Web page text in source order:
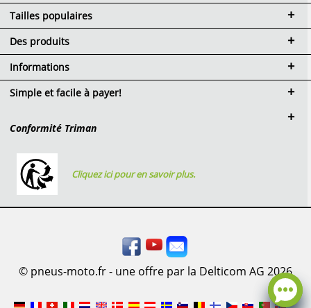
Tailles populaires
Des produits
Informations
Inscription partenaire de
Simple et facile à payer!
Conformité Triman
Cliquez ici pour en savoir plus.
© pneus-moto.fr - une offre par la Delticom AG 2026